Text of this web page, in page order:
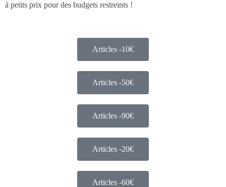
à petits prix pour des budgets restreints !
Articles -10€
Articles -50€
Articles -90€
Articles -20€
Articles -60€